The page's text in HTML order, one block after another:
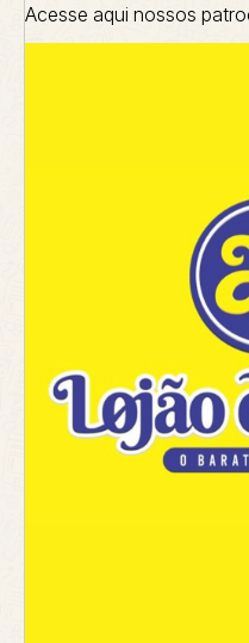
Acesse aqui nossos